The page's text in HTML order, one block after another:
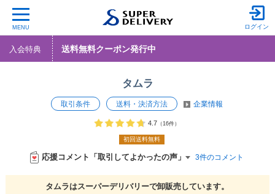
MENU ログイン
入会特典 送料無料クーポン発行中
タムラ
取引条件 送料・決済方法 企業情報
初回送料無料
4.7 （16件）
応援コメント「取引してよかったの声」 3件のコメント
タムラはスーパーデリバリーで卸販売しています。